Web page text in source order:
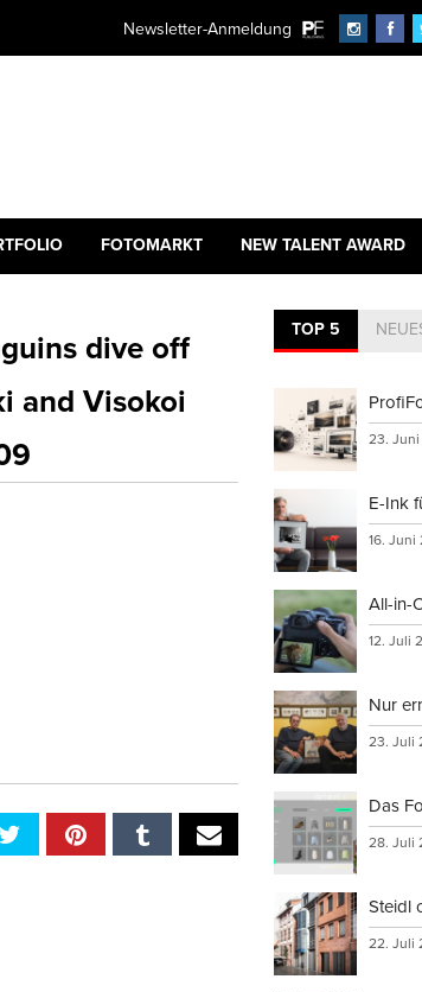
Newsletter-Anmeldung
FOTOMARKT NEW TALENT AWARD
dive off
and Visokoi
TOP 5
23.
E-Ink
16. Juni
All-in-
12. Juli
Nur
23. Juli
Das
28. Juli
Steidl
22. Juli